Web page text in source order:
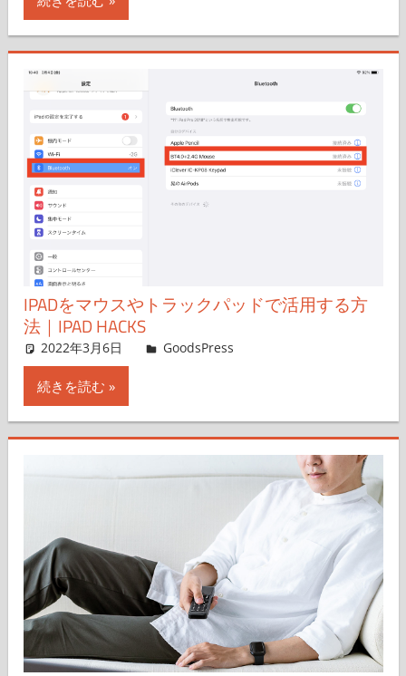
IPADをマウスやトラックパッドで活用する方
法｜IPAD HACKS
2022年3月6日 ＆GP
GoodsPress
続きを読む